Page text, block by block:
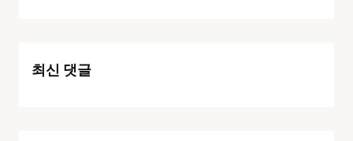
최신 댓글